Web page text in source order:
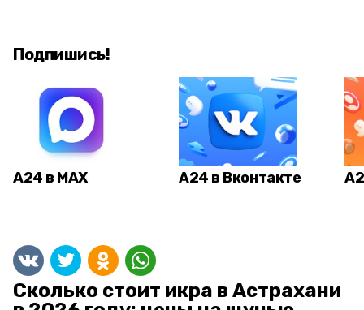
Подпишись!
А24 в MAX А24 в Вконтакте
Сколько стоит икра в Астрахани